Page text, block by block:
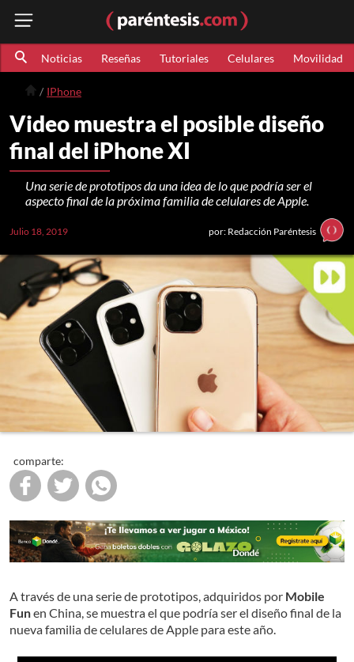
Noticias Reseñas Tutoriales Celulares Movilidad
IPhone
Video muestra el posible diseño
final del iPhone XI
Una serie de prototipos da una idea de lo que podría ser el
aspecto final de la próxima familia de celulares de Apple.
Julio 18, 2019 por: Redacción Paréntesis
comparte:
A través de una serie de prototipos, adquiridos por Mobile
Funen China, se muestra el que podría ser el diseño final de la
nueva familia de celulares de Apple para este año.